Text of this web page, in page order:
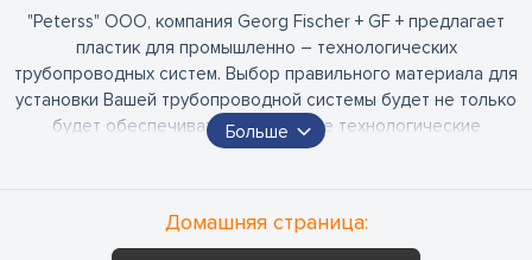
"Peterss" ООО, компания Georg Fischer + GF + предлагает
пластик для промышленно – технологических
трубопроводных систем. Выбор правильного материала для
установки Вашей трубопроводной системы будет не только
будет обеспечивать надлежащие технологические
решения, но и позволит системе работать в течение многих
Больше
Домашняя страница: